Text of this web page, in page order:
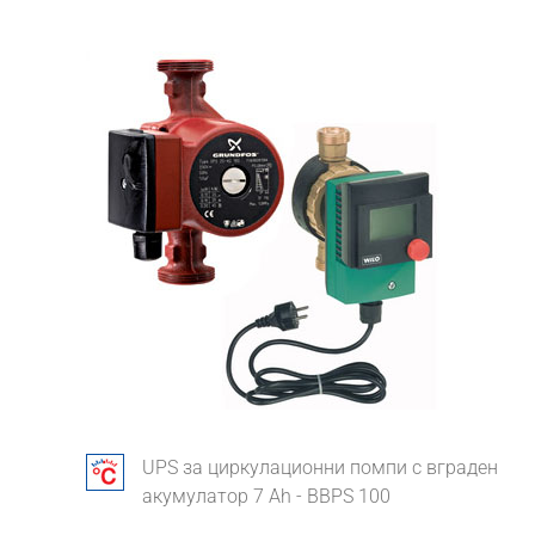
UPS за циркулационни помпи с вграден
акумулатор 7 Ah - BBPS 100